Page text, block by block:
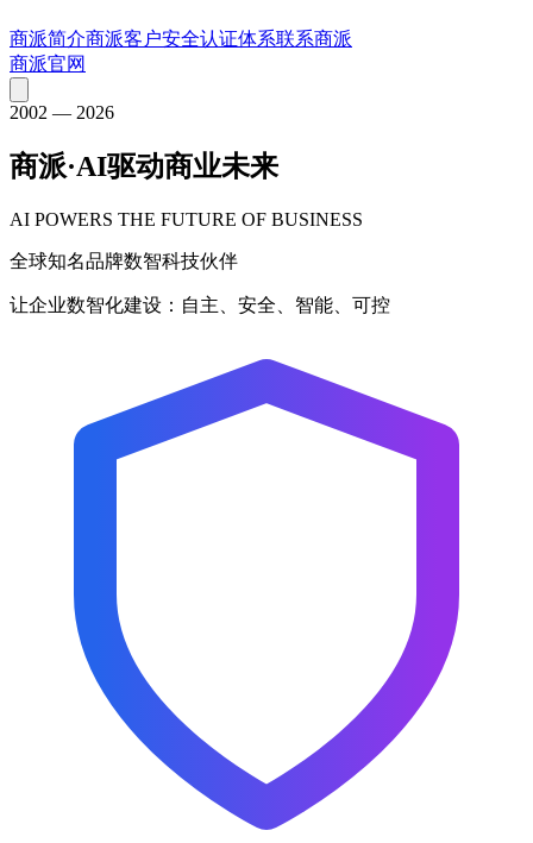
商派简介商派客户安全认证体系联系商派
商派官网
2002 — 2026
商派·AI驱动商业未来
AI POWERS THE FUTURE OF BUSINESS
全球知名品牌数智科技伙伴
让企业数智化建设：自主、安全、智能、可控